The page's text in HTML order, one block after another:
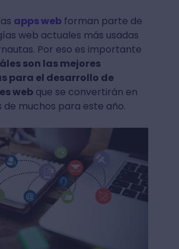
apps webforman parte de
web actuales más usadas
Por eso es importante
son las mejores
para el desarrollo de
webque se convertirán en
de muchos para este año.